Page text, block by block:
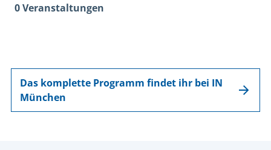
0 Veranstaltungen
Das komplette Programm findet ihr bei IN
München